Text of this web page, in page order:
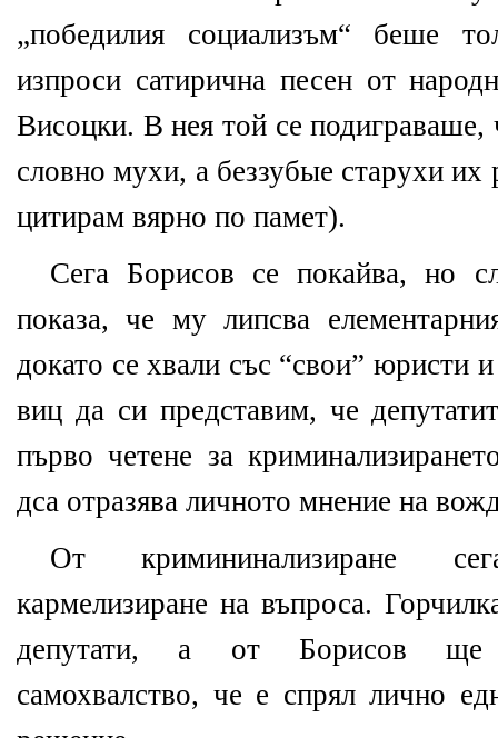
„победилия социализъм“ беше
изпроси сатирична песен от
Висоцки. В нея той се
словно мухи, а беззубые старухи их
цитирам вярно по памет).
Сега Борисов се покайва, но
показа, че му липсва
докато се хвали със “свои” юристи
виц да си представим, че
първо четене за
дса отразява личното мнение на
От кримининализиране
кармелизиране на въпроса.
депутати, а от Борисов ще
самохвалство, че е спрял лично